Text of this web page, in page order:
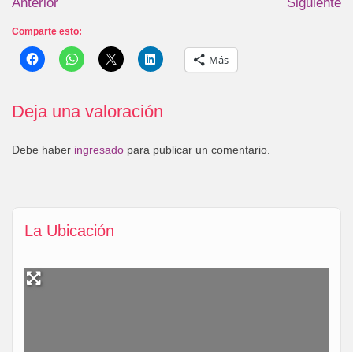
La Ubicación
Comparte esto:
Más
Deja una valoración
Debe haber ingresado para publicar un comentario.